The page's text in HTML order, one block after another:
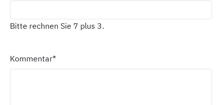
Bitte rechnen Sie 7 plus 3.
Kommentar*